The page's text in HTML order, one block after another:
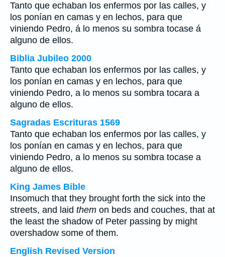
Tanto que echaban los enfermos por las calles, y
los ponían en camas y en lechos, para que
viniendo Pedro, á lo menos su sombra tocase á
alguno de ellos.
Biblia Jubileo 2000
Tanto que echaban los enfermos por las calles, y
los ponían en camas y en lechos, para que
viniendo Pedro, a lo menos su sombra tocara a
alguno de ellos.
Sagradas Escrituras 1569
Tanto que echaban los enfermos por las calles, y
los ponían en camas y en lechos, para que
viniendo Pedro, a lo menos su sombra tocase a
alguno de ellos.
King James Bible
Insomuch that they brought forth the sick into the
streets, and laid them on beds and couches, that at
the least the shadow of Peter passing by might
overshadow some of them.
English Revised Version